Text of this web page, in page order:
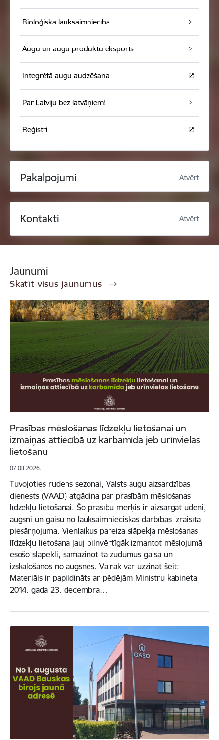
Bioloģiskā lauksaimniecība
Augu un augu produktu eksports
Integrētā augu audzēšana
Par Latviju bez latvāņiem!
Reģistri
Pakalpojumi Atvērt
Kontakti Atvērt
Jaunumi
Skatīt visus jaunumus
Prasības mēslošanas līdzekļu lietošanai un
izmaiņas attiecībā uz karbamīda jeb urīnvielas
lietošanu
07.08.2026.
Tuvojoties rudens sezonai, Valsts augu aizsardzības
dienests (VAAD) atgādina par prasībām mēslošanas
līdzekļu lietošanai. Šo prasību mērķis ir aizsargāt ūdeni,
augsni un gaisu no lauksaimnieciskās darbības izraisīta
piesārņojuma. Vienlaikus pareiza slāpekļa mēslošanas
līdzekļu lietošana ļauj pilnvērtīgāk izmantot mēslojumā
esošo slāpekli, samazinot tā zudumus gaisā un
izskalošanos no augsnes. Vairāk var uzzināt šeit:
Materiāls ir papildināts ar pēdējām Ministru kabineta
2014. gada 23. decembra…